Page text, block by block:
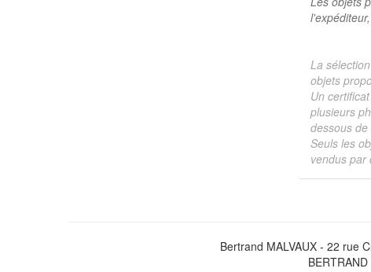
La
objets
Un
plusieurs
dessous de
Seuls les
vendus par
Bertrand MALVAUX - 22 rue